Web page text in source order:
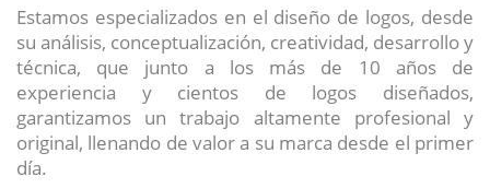
Estamos especializados en el diseño de logos, desde
su análisis, conceptualización, creatividad, desarrollo y
técnica, que junto a los más de 10 años de
experiencia y cientos de logos diseñados,
garantizamos un trabajo altamente profesional y
original, llenando de valor a su marca desde el primer
día.